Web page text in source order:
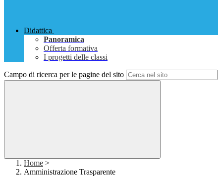
Didattica
Panoramica
Offerta formativa
I progetti delle classi
Campo di ricerca per le pagine del sito
Home >
Amministrazione Trasparente